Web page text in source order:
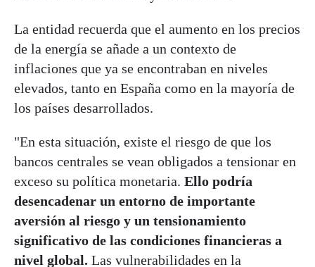
La entidad recuerda que el aumento en los precios
de la energía se añade a un contexto de
inflaciones que ya se encontraban en niveles
elevados, tanto en España como en la mayoría de
los países desarrollados.
"En esta situación, existe el riesgo de que los
bancos centrales se vean obligados a tensionar en
exceso su política monetaria. Ello podría
desencadenar un entorno de importante
aversión al riesgo y un tensionamiento
significativo de las condiciones financieras a
nivel global. Las vulnerabilidades en la